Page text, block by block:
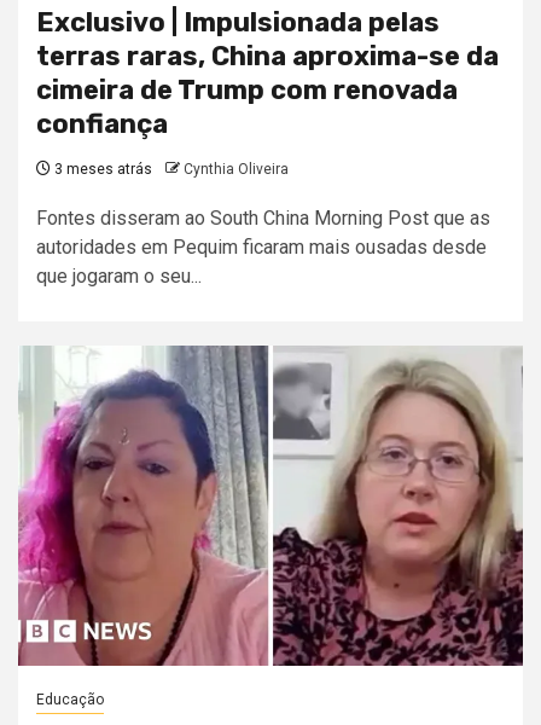
Exclusivo | Impulsionada pelas
terras raras, China aproxima-se da
cimeira de Trump com renovada
confiança
3 meses atrás Cynthia Oliveira
Fontes disseram ao South China Morning Post que as
autoridades em Pequim ficaram mais ousadas desde
que jogaram o seu...
Educação